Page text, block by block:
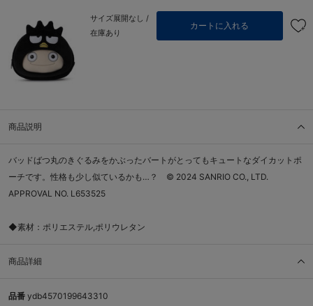
サイズ展開なし /
在庫あり
カートに入れる
商品説明
バッドばつ丸のきぐるみをかぶったバートがとってもキュートなダイカットポ
ーチです。性格も少し似ているかも…？ © 2024 SANRIO CO., LTD.
APPROVAL NO. L653525
◆素材：ポリエステル,ポリウレタン
商品詳細
品番 ydb4570199643310